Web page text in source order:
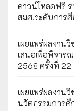
ดาวน์โหลดฟรี ร
สมศ.ระดับการ
เผยแพร่ผลงาน
เสนอเพื่อพิจาร
2568 ครั้งที่ 22
เผยแพร่ผลงาน
นวัตกรรมการศึ